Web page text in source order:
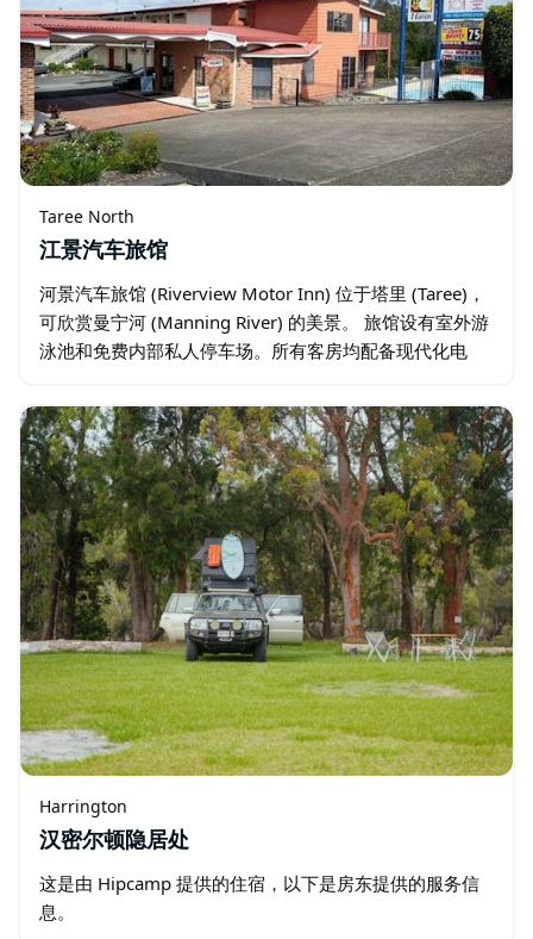
Taree North
江景汽车旅馆
河景汽车旅馆 (Riverview Motor Inn) 位于塔里 (Taree)，
可欣赏曼宁河 (Manning River) 的美景。 旅馆设有室外游
泳池和免费内部私人停车场。所有客房均配备现代化电
Harrington
汉密尔顿隐居处
这是由 Hipcamp 提供的住宿，以下是房东提供的服务信
息。